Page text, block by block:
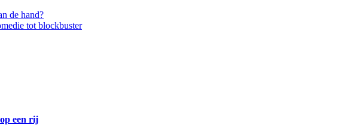
de hand?
tot blockbuster
een rij